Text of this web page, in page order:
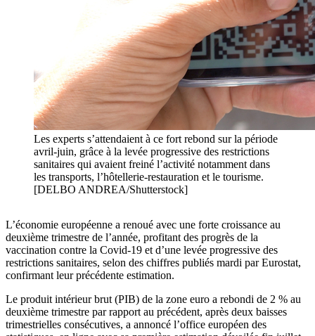
Les experts s’attendaient à ce fort rebond sur la période
avril-juin, grâce à la levée progressive des restrictions
sanitaires qui avaient freiné l’activité notamment dans
les transports, l’hôtellerie-restauration et le tourisme.
[DELBO ANDREA/Shutterstock]
L’économie européenne a renoué avec une forte croissance au
deuxième trimestre de l’année, profitant des progrès de la
vaccination contre la Covid-19 et d’une levée progressive des
restrictions sanitaires, selon des chiffres publiés mardi par Eurostat,
confirmant leur précédente estimation.
Le produit intérieur brut (PIB) de la zone euro a rebondi de 2 % au
deuxième trimestre par rapport au précédent, après deux baisses
trimestrielles consécutives, a annoncé l’office européen des